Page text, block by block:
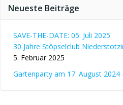
Neueste Beiträge
SAVE-THE-DATE: 05. Juli 2025
30 Jahre Stöpselclub
5. Februar 2025
Gartenparty am 17. August 2024